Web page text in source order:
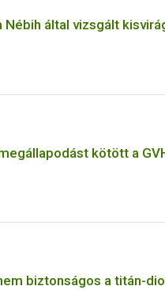
Nébih által vizsgált
kötött a
biztonságos a titán-